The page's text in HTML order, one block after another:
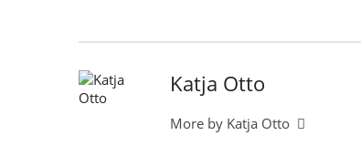
Katja Otto
More by Katja Otto